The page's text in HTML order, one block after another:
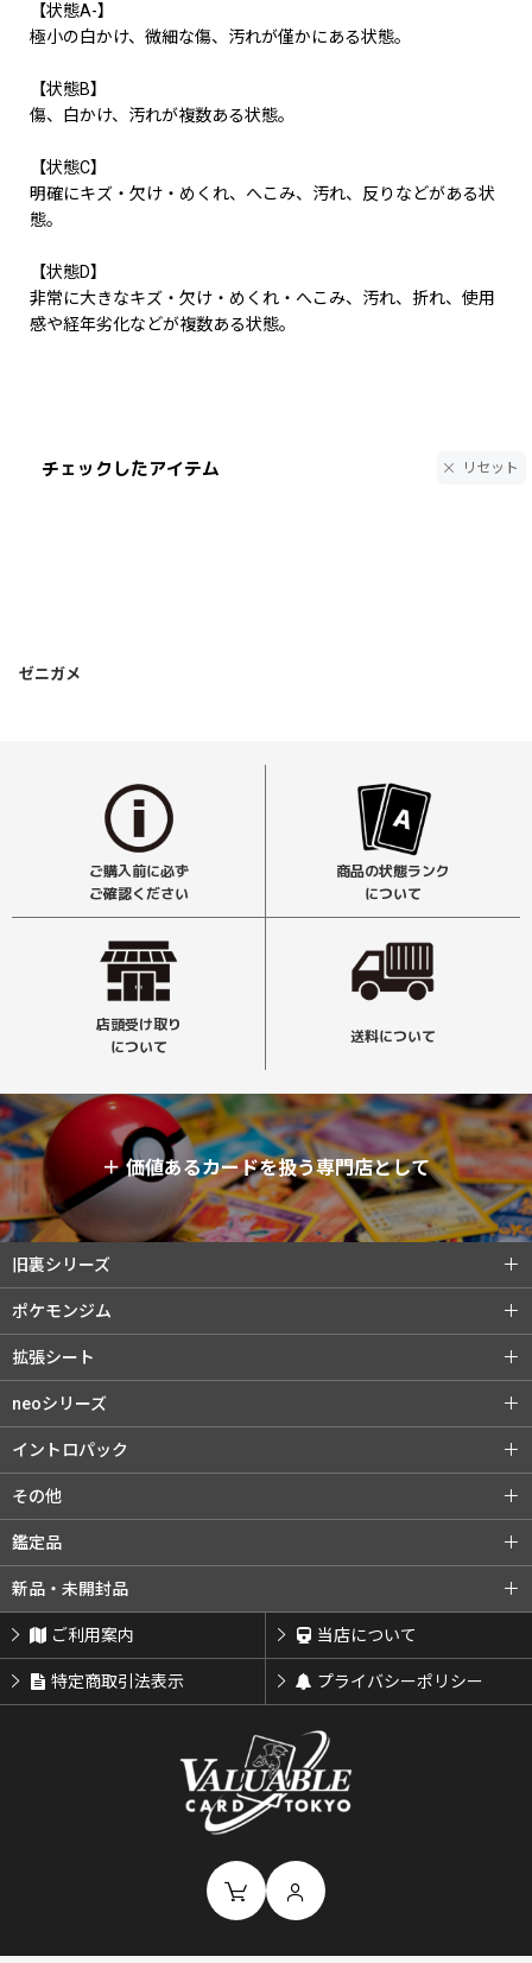
【状態A-】
極小の白かけ、微細な傷、汚れが僅かにある状態。
【状態B】
傷、白かけ、汚れが複数ある状態。
【状態C】
明確にキズ・欠け・めくれ、へこみ、汚れ、反りなどがある状
態。
【状態D】
非常に大きなキズ・欠け・めくれ・へこみ、汚れ、折れ、使用
感や経年劣化などが複数ある状態。
チェックしたアイテム リセット
ゼニガメ
ご購入前に必ず
ご確認ください
商品の状態ランク
について
店頭受け取り
について
送料について
＋価値あるカードを扱う専門店として
ご利用案内 当店について
特定商取引法表示 プライバシーポリシー
旧裏シリーズ
旧裏シリーズ (全商品)
第1弾（★）
第3弾 化石の秘密
ポケモンジム
ポケモンジム (全商品)
第1弾 カスミ
第2弾 エリカ
闇からの挑戦
拡張シート
拡張シート (全商品)
第2弾 赤版
neoシリーズ
neoシリーズ (全商品)
第2弾 遺跡をこえて...
第4弾 闇、そして光へ...
プレミアムファイル3
イントロパック
イントロパック (全商品)
ゼニガメデッキ
チコリータデッキ
その他
その他 (全商品)
サザンアイランド
鑑定品
鑑定品 (全商品)
ARS鑑定品 その他鑑定品
新品・未開封品
新品・未開封品 (全商品) BOX・パック
サプライ類等